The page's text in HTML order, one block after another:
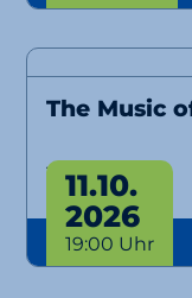
The Music
Tribute
11.10.
2026
19:00 Uhr